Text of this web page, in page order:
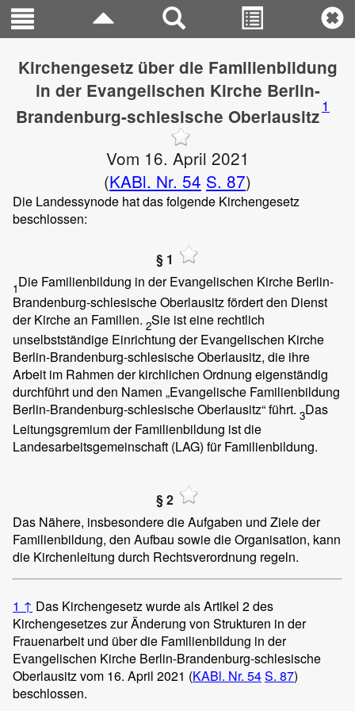
Kirchengesetz über die Familienbildung
in der Evangelischen Kirche Berlin-
Brandenburg-schlesische Oberlausitz1
Vom 16. April 2021
(KABl. Nr. 54 S. 87)
Die Landessynode hat das folgende Kirchengesetz
beschlossen:
§ 1
1Die Familienbildung in der Evangelischen Kirche Berlin-
Brandenburg-schlesische Oberlausitz fördert den Dienst
der Kirche an Familien. 2Sie ist eine rechtlich
unselbstständige Einrichtung der Evangelischen Kirche
Berlin-Brandenburg-schlesische Oberlausitz, die ihre
Arbeit im Rahmen der kirchlichen Ordnung eigenständig
durchführt und den Namen „Evangelische Familienbildung
Berlin-Brandenburg-schlesische Oberlausitz“ führt. 3Das
Leitungsgremium der Familienbildung ist die
Landesarbeitsgemeinschaft (LAG) für Familienbildung.
§ 2
Das Nähere, insbesondere die Aufgaben und Ziele der
Familienbildung, den Aufbau sowie die Organisation, kann
die Kirchenleitung durch Rechtsverordnung regeln.
1 ↑ Das Kirchengesetz wurde als Artikel 2 des
Kirchengesetzes zur Änderung von Strukturen in der
Frauenarbeit und über die Familienbildung in der
Evangelischen Kirche Berlin-Brandenburg-schlesische
Oberlausitz vom 16. April 2021 (KABl. Nr. 54S. 87)
beschlossen.